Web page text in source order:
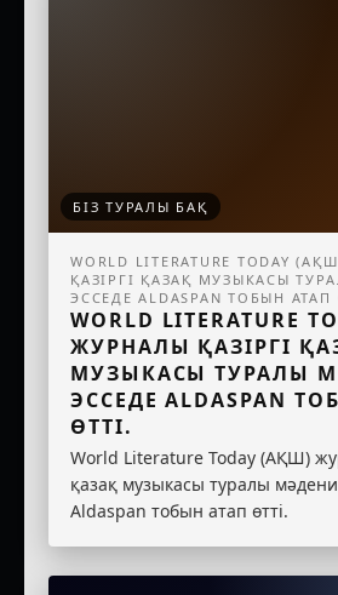
БІЗ ТУРАЛЫ БАҚ
WORLD LITERATURE TODAY
ҚАЗІРГІ ҚАЗАҚ МУЗЫКАСЫ
ЭССЕДЕ ALDASPAN ТОБЫН АТАП
WORLD LITERATURE
ЖУРНАЛЫ ҚАЗІРГІ
МУЗЫКАСЫ ТУРАЛЫ
ЭССЕДЕ ALDASPAN
ӨТТІ.
World Literature Today (АҚШ)
қазақ музыкасы туралы
Aldaspan тобын атап өтті.